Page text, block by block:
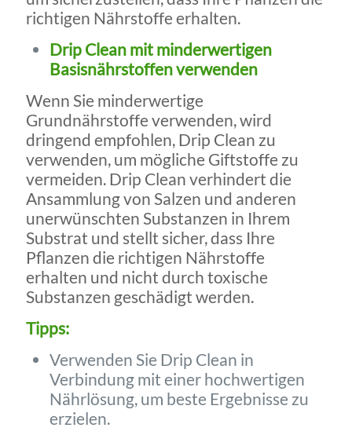
richtigen Nährstoffe erhalten.
Drip Clean mit minderwertigen
Basisnährstoffen verwenden
Wenn Sie minderwertige
Grundnährstoffe verwenden, wird
dringend empfohlen, Drip Clean zu
verwenden, um mögliche Giftstoffe zu
vermeiden. Drip Clean verhindert die
Ansammlung von Salzen und anderen
unerwünschten Substanzen in Ihrem
Substrat und stellt sicher, dass Ihre
Pflanzen die richtigen Nährstoffe
erhalten und nicht durch toxische
Substanzen geschädigt werden.
Tipps:
Verwenden Sie Drip Clean in
Verbindung mit einer hochwertigen
Nährlösung, um beste Ergebnisse zu
erzielen.